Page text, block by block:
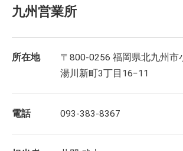
九州営業所
所在地
〒800-0256 福岡県北九州市
湯川新町3丁目16−11
電話 093-383-8367